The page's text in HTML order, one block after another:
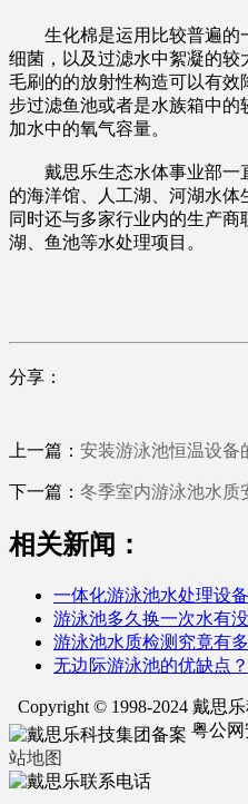
生化棉是运用比较普遍的
细菌，以及过滤水中絮凝的较
毛刷的的放射性构造可以有
步过滤鱼池或者是水族箱中
加水中的氧气容量。
戴思乐生态水体事业部一
的海洋馆、人工湖、河湖水体
同时还与多家行业内的生产
湖、鱼池等水处理项目。
分享：
上一篇： 安装游泳池恒温设备
下一篇： 冬季室内游泳池水质
相关新闻：
一体化游泳池水处理设
游泳池多久换一次水有
游泳池水质检测究竟有
无边际游泳池的优缺点？
Copyright © 1998-2024 戴思
粤公
站地图